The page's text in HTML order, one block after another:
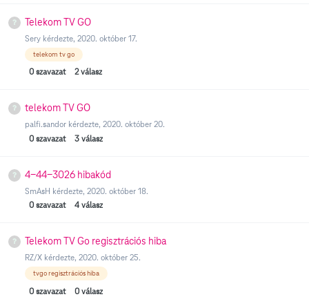
Telekom TV GO
Sery kérdezte, 2020. október 17.
telekom tv go
0 szavazat 2 válasz
telekom TV GO
palfi.sandor kérdezte, 2020. október 20.
0 szavazat 3 válasz
4-44-3026 hibakód
SmAsH kérdezte, 2020. október 18.
0 szavazat 4 válasz
Telekom TV Go regisztrációs hiba
RZ/X kérdezte, 2020. október 25.
tvgo regisztrációs hiba
0 szavazat 0 válasz